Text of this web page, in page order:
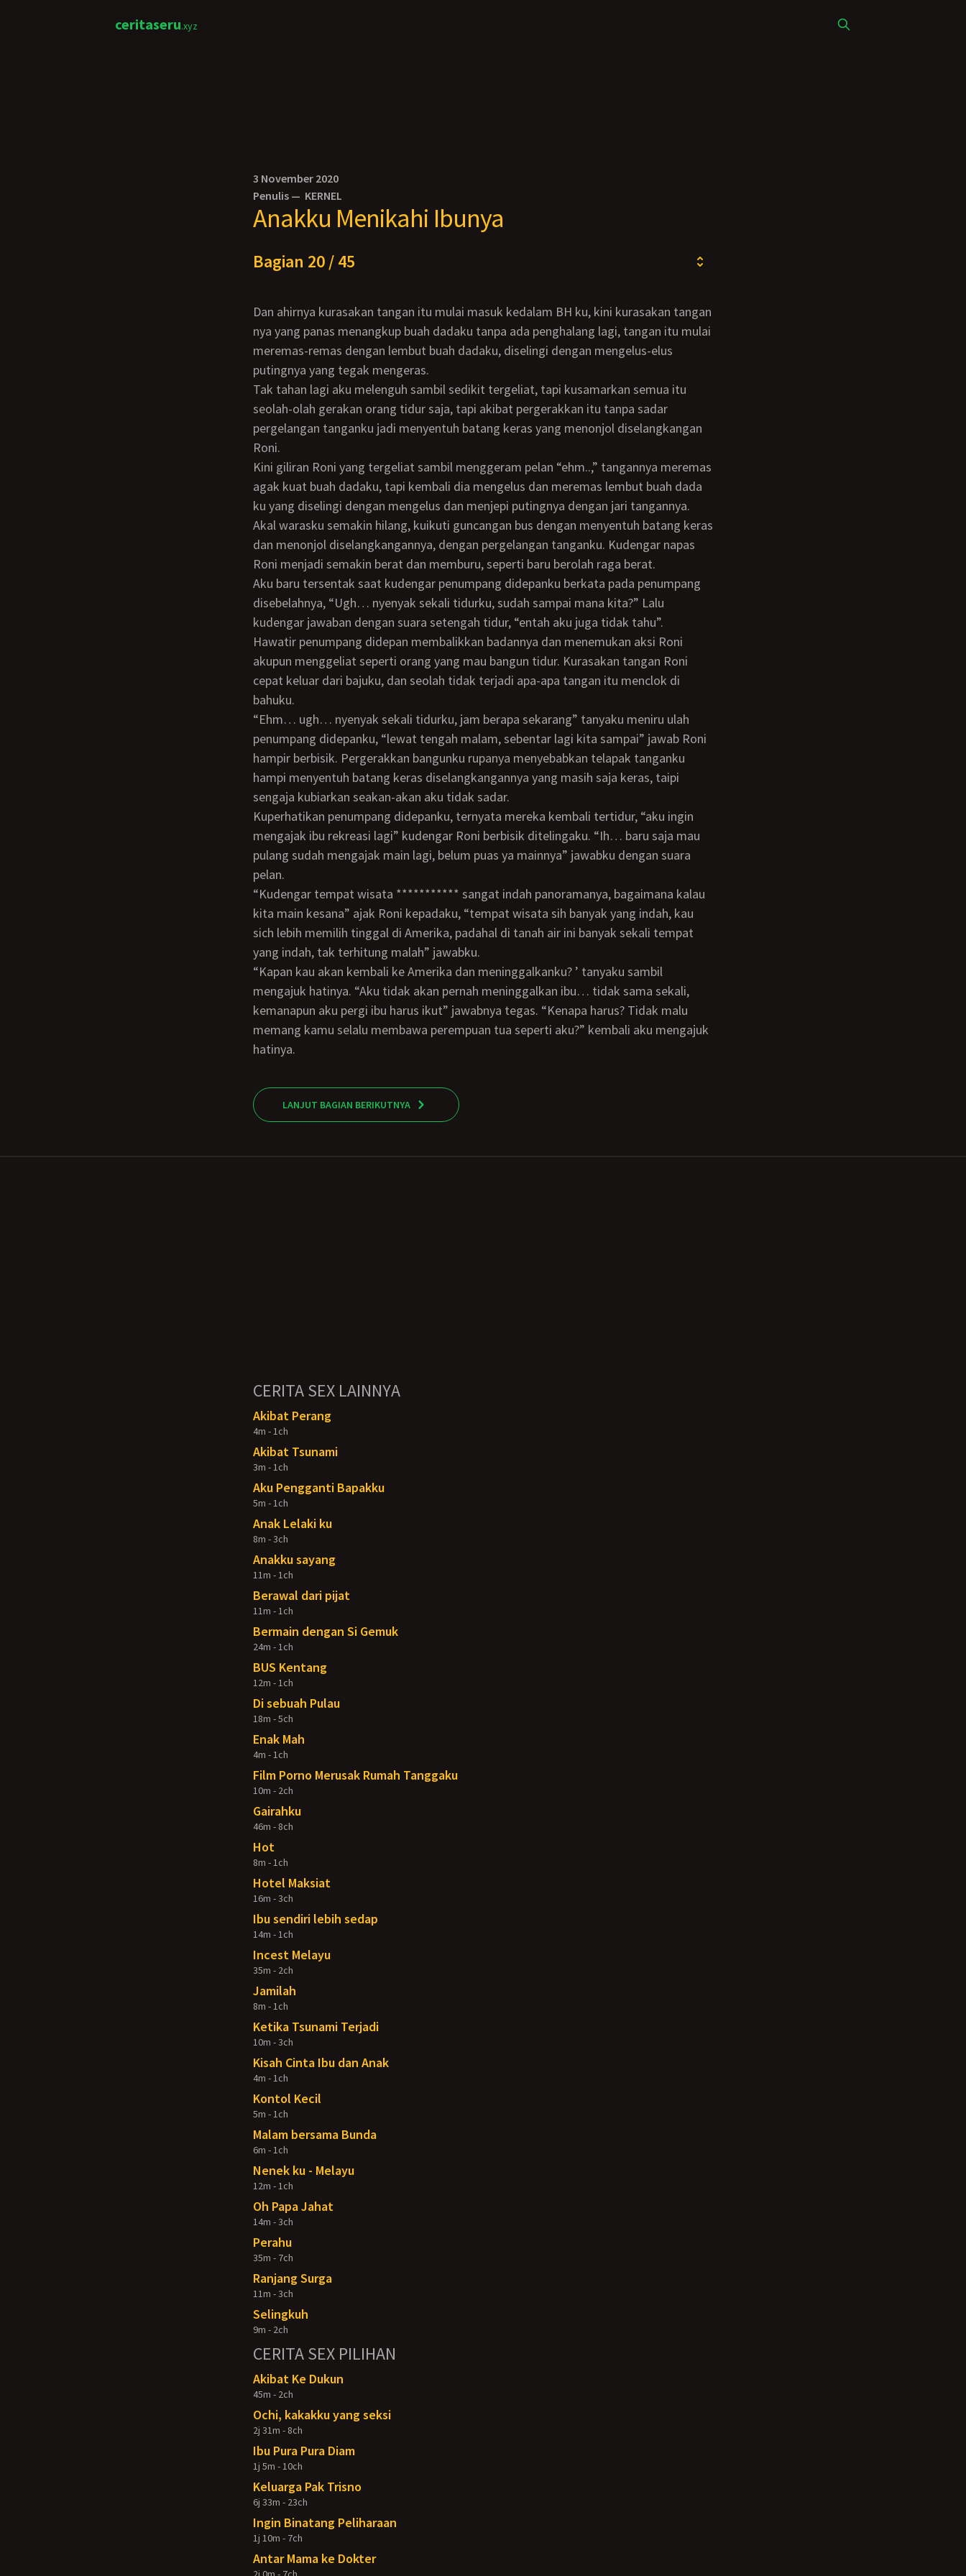
ceritaseru.xyz
3 November 2020
Penulis — KERNEL
Anakku Menikahi Ibunya
Bagian 20 / 45
Dan ahirnya kurasakan tangan itu mulai masuk kedalam BH ku, kini kurasakan tangan
nya yang panas menangkup buah dadaku tanpa ada penghalang lagi, tangan itu mulai
meremas-remas dengan lembut buah dadaku, diselingi dengan mengelus-elus
putingnya yang tegak mengeras.
Tak tahan lagi aku melenguh sambil sedikit tergeliat, tapi kusamarkan semua itu
seolah-olah gerakan orang tidur saja, tapi akibat pergerakkan itu tanpa sadar
pergelangan tanganku jadi menyentuh batang keras yang menonjol diselangkangan
Roni.
Kini giliran Roni yang tergeliat sambil menggeram pelan “ehm..,” tangannya meremas
agak kuat buah dadaku, tapi kembali dia mengelus dan meremas lembut buah dada
ku yang diselingi dengan mengelus dan menjepi putingnya dengan jari tangannya.
Akal warasku semakin hilang, kuikuti guncangan bus dengan menyentuh batang keras
dan menonjol diselangkangannya, dengan pergelangan tanganku. Kudengar napas
Roni menjadi semakin berat dan memburu, seperti baru berolah raga berat.
Aku baru tersentak saat kudengar penumpang didepanku berkata pada penumpang
disebelahnya, “Ugh… nyenyak sekali tidurku, sudah sampai mana kita?” Lalu
kudengar jawaban dengan suara setengah tidur, “entah aku juga tidak tahu”.
Hawatir penumpang didepan membalikkan badannya dan menemukan aksi Roni
akupun menggeliat seperti orang yang mau bangun tidur. Kurasakan tangan Roni
cepat keluar dari bajuku, dan seolah tidak terjadi apa-apa tangan itu menclok di
bahuku.
“ehm… ugh… nyenyak sekali tidurku, jam berapa sekarang” tanyaku meniru ulah
penumpang didepanku, “lewat tengah malam, sebentar lagi kita sampai” jawab Roni
hampir berbisik. Pergerakkan bangunku rupanya menyebabkan telapak tanganku
hampi menyentuh batang keras diselangkangannya yang masih saja keras, taipi
sengaja kubiarkan seakan-akan aku tidak sadar.
Kuperhatikan penumpang didepanku, ternyata mereka kembali tertidur, “aku ingin
mengajak ibu rekreasi lagi” kudengar Roni berbisik ditelingaku. “Ih… baru saja mau
pulang sudah mengajak main lagi, belum puas ya mainnya” jawabku dengan suara
pelan.
“Kudengar tempat wisata *********** sangat indah panoramanya, bagaimana kalau
kita main kesana” ajak Roni kepadaku, “tempat wisata sih banyak yang indah, kau
sich lebih memilih tinggal di Amerika, padahal di tanah air ini banyak sekali tempat
yang indah, tak terhitung malah” jawabku.
“Kapan kau akan kembali ke Amerika dan meninggalkanku? ’ tanyaku sambil
mengajuk hatinya. “Aku tidak akan pernah meninggalkan ibu… tidak sama sekali,
kemanapun aku pergi ibu harus ikut” jawabnya tegas. “Kenapa harus? Tidak malu
memang kamu selalu membawa perempuan tua seperti aku?” kembali aku mengajuk
hatinya.
LANJUT BAGIAN BERIKUTNYA
CERITA SEX LAINNYA
Akibat Perang
4m - 1ch
Akibat Tsunami
3m - 1ch
Aku Pengganti Bapakku
5m - 1ch
Anak Lelaki ku
8m - 3ch
Anakku sayang
11m - 1ch
Berawal dari pijat
11m - 1ch
Bermain dengan Si Gemuk
24m - 1ch
BUS Kentang
12m - 1ch
Di sebuah Pulau
18m - 5ch
Enak Mah
4m - 1ch
Film Porno Merusak Rumah Tanggaku
10m - 2ch
Gairahku
46m - 8ch
Hot
8m - 1ch
Hotel Maksiat
16m - 3ch
Ibu sendiri lebih sedap
14m - 1ch
Incest Melayu
35m - 2ch
Jamilah
8m - 1ch
Ketika Tsunami Terjadi
10m - 3ch
Kisah Cinta Ibu dan Anak
4m - 1ch
Kontol Kecil
5m - 1ch
Malam bersama Bunda
6m - 1ch
Nenek ku - Melayu
12m - 1ch
Oh Papa Jahat
14m - 3ch
Perahu
35m - 7ch
Ranjang Surga
11m - 3ch
Selingkuh
9m - 2ch
CERITA SEX PILIHAN
Akibat Ke Dukun
45m - 2ch
Ochi, kakakku yang seksi
2j 31m - 8ch
Ibu Pura Pura Diam
1j 5m - 10ch
Keluarga Pak Trisno
6j 33m - 23ch
Ingin Binatang Peliharaan
1j 10m - 7ch
Antar Mama ke Dokter